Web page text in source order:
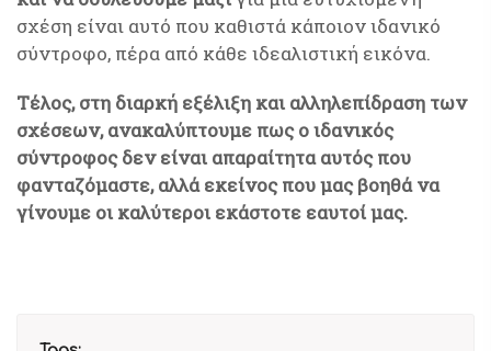
σχέση είναι αυτό που καθιστά κάποιον ιδανικό
σύντροφο, πέρα από κάθε ιδεαλιστική εικόνα.
Τέλος, στη διαρκή εξέλιξη και αλληλεπίδραση των
σχέσεων, ανακαλύπτουμε πως ο ιδανικός
σύντροφος δεν είναι απαραίτητα αυτός που
φανταζόμαστε, αλλά εκείνος που μας βοηθά να
γίνουμε οι καλύτεροι εκάστοτε εαυτοί μας.